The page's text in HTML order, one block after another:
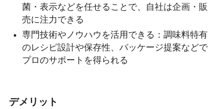
菌・表示などを任せることで、自社は企画・販
売に注力できる
専門技術やノウハウを活用できる：調味料特有
のレシピ設計や保存性、パッケージ提案などで
プロのサポートを得られる
デメリット